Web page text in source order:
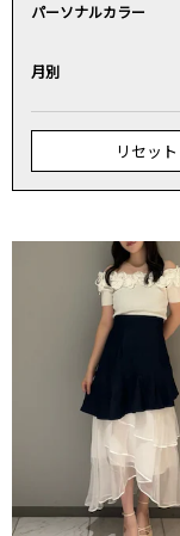
パーソナルカラー
月別
リセット